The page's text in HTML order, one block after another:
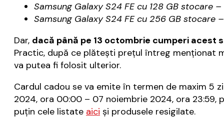
Samsung Galaxy S24 FE cu 128 GB stocare
Samsung Galaxy S24 FE cu 256 GB stocare
Dar, dacă până pe 13 octombrie cumperi acest
Practic, după ce plăteşti preţul întreg menţionat
va putea fi folosit ulterior.
Cardul cadou se va emite în termen de maxim 5
2024, ora 00:00 – 07 noiembrie 2024, ora 23:59,
puţin cele listate aici şi produsele resigilate.